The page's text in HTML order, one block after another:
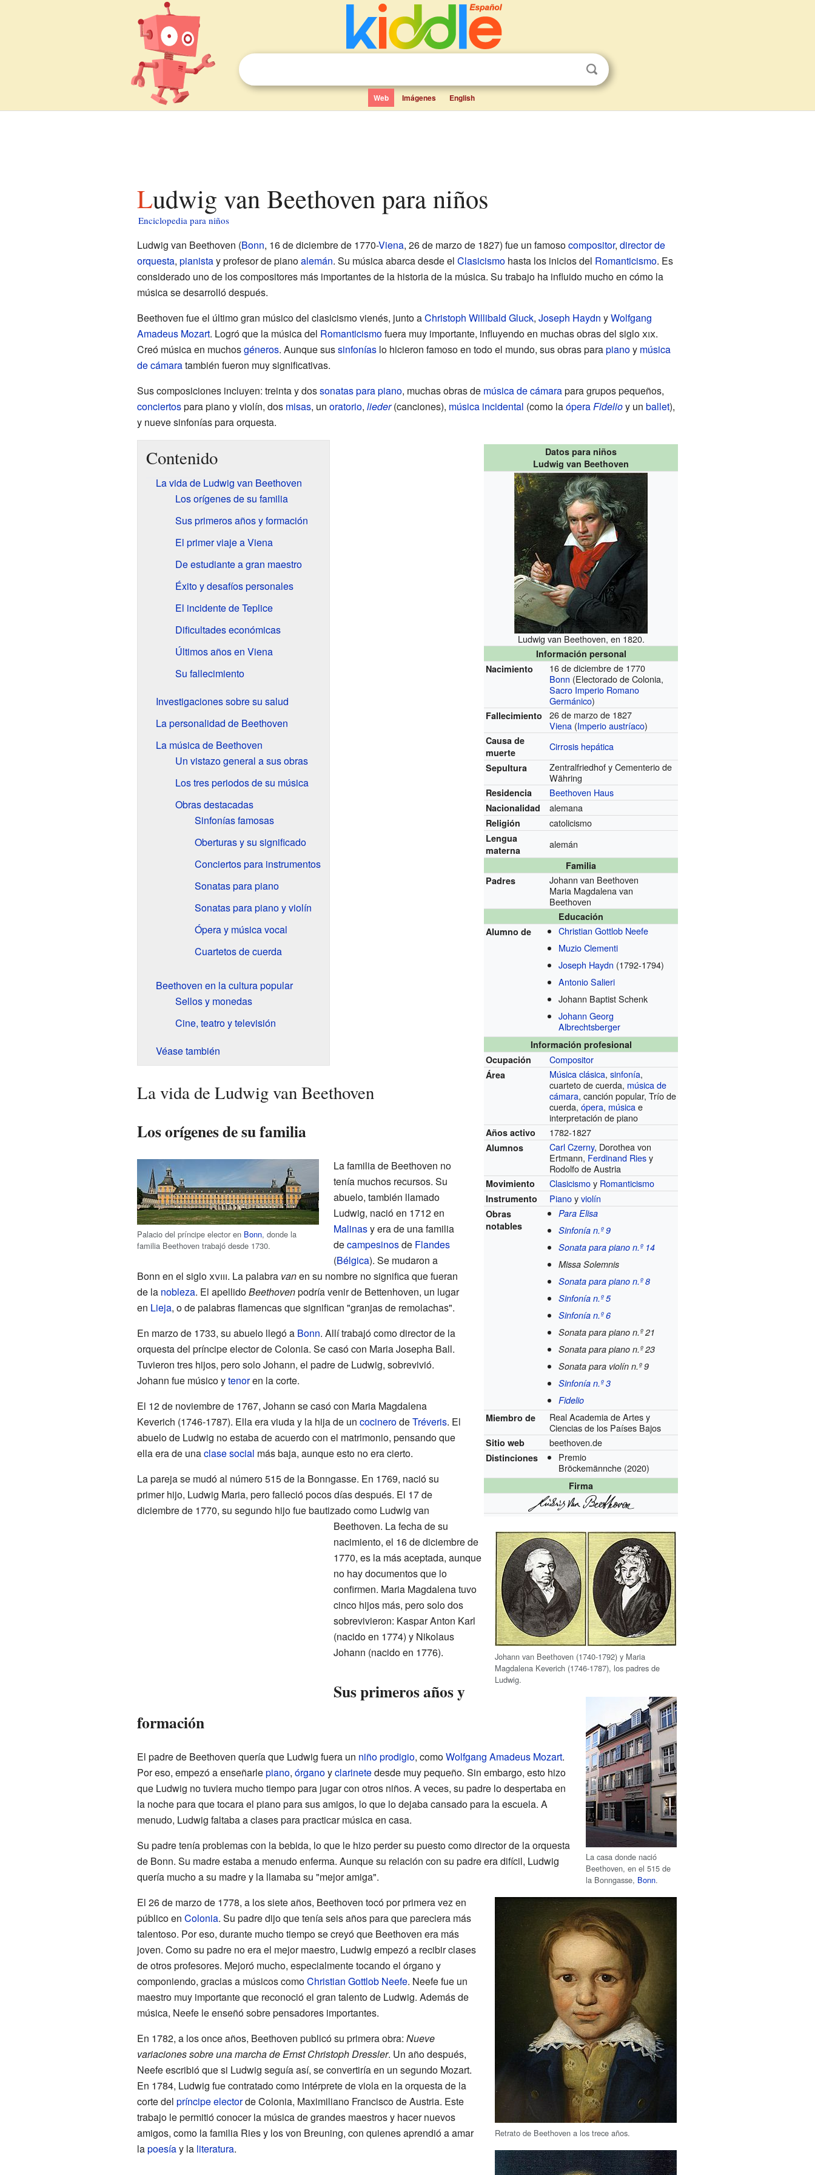
Web Imágenes English
Ludwig van Beethoven para niños
Enciclopedia para niños
Ludwig van Beethoven (Bonn, 16 de diciembre de 1770-Viena, 26 de marzo de 1827) fue un famosocompositor, director de
orquesta, pianistay profesor de pianoalemán. Su música abarca desde el Clasicismohasta los inicios del Romanticismo. Es
considerado uno de los compositores más importantes de la historia de la música. Su trabajo ha influido mucho en cómo la
música se desarrolló después.
Beethoven fue el último gran músico del clasicismo vienés, junto aChristoph Willibald Gluck, Joseph Haydn yWolfgang
Amadeus Mozart. Logró que la música del Romanticismofuera muy importante, influyendo en muchas obras del sigloxix.
Creó música en muchosgéneros. Aunque sussinfoníaslo hicieron famoso en todo el mundo, sus obras parapianoy música
de cámaratambién fueron muy significativas.
Sus composiciones incluyen: treinta y dossonatas para piano, muchas obras de música de cámarapara grupos pequeños,
conciertospara piano y violín, dos misas, un oratorio, lieder(canciones), música incidental (como laóperaFidelioy un ballet),
y nueve sinfonías para orquesta.
Datos para niños
Ludwig van Beethoven
Ludwig van Beethoven, en 1820.
Información personal
Nacimiento
16 de diciembre de 1770
Bonn (Electorado de Colonia,
Sacro Imperio Romano
Germánico)
Fallecimiento
26 de marzo de 1827
Viena (Imperio austríaco)
Causa de
muerte
Cirrosis hepática
Sepultura
Zentralfriedhof y Cementerio de
Währing
Residencia Beethoven Haus
Nacionalidad alemana
Religión catolicismo
Lengua
materna
alemán
Familia
Padres
Johann van Beethoven
Maria Magdalena van
Beethoven
Educación
Alumno de
Christian Gottlob Neefe
Muzio Clementi
Joseph Haydn (1792-1794)
Antonio Salieri
Johann Baptist Schenk
Johann Georg
Albrechtsberger
Información profesional
Ocupación
Compositor
Área Música clásica,sinfonía,
cuarteto de cuerda, música de
cámara, canción popular, Trío de
cuerda,ópera, músicae
interpretación de piano
Años activo 1782-1827
Alumnos Carl Czerny, Dorothea von
Ertmann, Ferdinand Riesy
Rodolfo de Austria
Movimiento Clasicismoy Romanticismo
Instrumento Pianoyviolín
Obras
notables
Para Elisa
Sinfonía n.º 9
Sonata para piano n.º 14
Missa Solemnis
Sonata para piano n.º 8
Sinfonía n.º 5
Sinfonía n.º 6
Sonata para piano n.º 21
Sonata para piano n.º 23
Sonata para violín n.º 9
Sinfonía n.º 3
Fidelio
Miembro de
Real Academia de Artes y
Ciencias de los Países Bajos
Sitio web beethoven.de
Distinciones
Premio
Bröckemännche (2020)
Firma
Contenido
La vida de Ludwig van Beethoven
Los orígenes de su familia
Sus primeros años y formación
El primer viaje a Viena
De estudiante a gran maestro
Éxito y desafíos personales
El incidente de Teplice
Dificultades económicas
Últimos años en Viena
Su fallecimiento
Investigaciones sobre su salud
La personalidad de Beethoven
La música de Beethoven
Un vistazo general a sus obras
Los tres periodos de su música
Obras destacadas
Sinfonías famosas
Oberturas y su significado
Conciertos para instrumentos
Sonatas para piano
Sonatas para piano y violín
Ópera y música vocal
Cuartetos de cuerda
Beethoven en la cultura popular
Sellos y monedas
Cine, teatro y televisión
Véase también
La vida de Ludwig van Beethoven
Los orígenes de su familia
Palacio del príncipe elector en Bonn, donde la
familia Beethoven trabajó desde 1730.
Johann van Beethoven (1740-1792) y Maria
Magdalena Keverich (1746-1787), los padres de
Ludwig.
La familia de Beethoven no
tenía muchos recursos. Su
abuelo, también llamado
Ludwig, nació en 1712 en
Malinasy era de una familia
decampesinosde Flandes
(Bélgica). Se mudaron a
Bonn en el sigloxviii. La palabra vanen su nombre no significa que fueran
de la nobleza. El apellidoBeethovenpodría venir de Bettenhoven, un lugar
en Lieja, o de palabras flamencas que significan "granjas de remolachas".
En marzo de 1733, su abuelo llegó a Bonn. Allí trabajó como director de la
orquesta del príncipe elector de Colonia. Se casó con Maria Josepha Ball.
Tuvieron tres hijos, pero solo Johann, el padre de Ludwig, sobrevivió.
Johann fue músico ytenoren la corte.
La casa donde nació
Beethoven, en el 515 de
la Bonngasse, Bonn.
El 12 de noviembre de 1767, Johann se casó con Maria Magdalena
Keverich (1746-1787). Ella era viuda y la hija de un cocinerodeTréveris. El
abuelo de Ludwig no estaba de acuerdo con el matrimonio, pensando que
ella era de unaclase social más baja, aunque esto no era cierto.
La pareja se mudó al número 515 de la Bonngasse. En 1769, nació su
primer hijo, Ludwig Maria, pero falleció pocos días después. El 17 de
diciembre de 1770, su segundo hijo fue bautizado como Ludwig van
Beethoven. La fecha de su
nacimiento, el 16 de diciembre de
1770, es la más aceptada, aunque
no hay documentos que lo
confirmen. Maria Magdalena tuvo
cinco hijos más, pero solo dos
sobrevivieron: Kaspar Anton Karl
(nacido en 1774) y Nikolaus
Johann (nacido en 1776).
Sus primeros años y
formación
Retrato de Beethoven a los trece años.
El padre de Beethoven quería que Ludwig fuera un niño prodigio, comoWolfgang Amadeus Mozart.
Por eso, empezó a enseñarlepiano, órganoyclarinetedesde muy pequeño. Sin embargo, esto hizo
que Ludwig no tuviera mucho tiempo para jugar con otros niños. A veces, su padre lo despertaba en
la noche para que tocara el piano para sus amigos, lo que lo dejaba cansado para la escuela. A
menudo, Ludwig faltaba a clases para practicar música en casa.
Su padre tenía problemas con la bebida, lo que le hizo perder su puesto como director de la orquesta
de Bonn. Su madre estaba a menudo enferma. Aunque su relación con su padre era difícil, Ludwig
quería mucho a su madre y la llamaba su "mejor amiga".
El 26 de marzo de 1778, a los siete años, Beethoven tocó por primera vez en
público en Colonia. Su padre dijo que tenía seis años para que pareciera más
talentoso. Por eso, durante mucho tiempo se creyó que Beethoven era más
joven. Como su padre no era el mejor maestro, Ludwig empezó a recibir clases
de otros profesores. Mejoró mucho, especialmente tocando el órgano y
componiendo, gracias a músicos comoChristian Gottlob Neefe. Neefe fue un
maestro muy importante que reconoció el gran talento de Ludwig. Además de
música, Neefe le enseñó sobre pensadores importantes.
En 1782, a los once años, Beethoven publicó su primera obra: Nueve
variaciones sobre una marcha de Ernst Christoph Dressler. Un año después,
Neefe escribió que si Ludwig seguía así, se convertiría en un segundo Mozart.
En 1784, Ludwig fue contratado como intérprete de viola en la orquesta de la
corte del príncipe electorde Colonia, Maximiliano Francisco de Austria. Este
trabajo le permitió conocer la música de grandes maestros y hacer nuevos
amigos, como la familia Ries y los von Breuning, con quienes aprendió a amar
lapoesíay la literatura.